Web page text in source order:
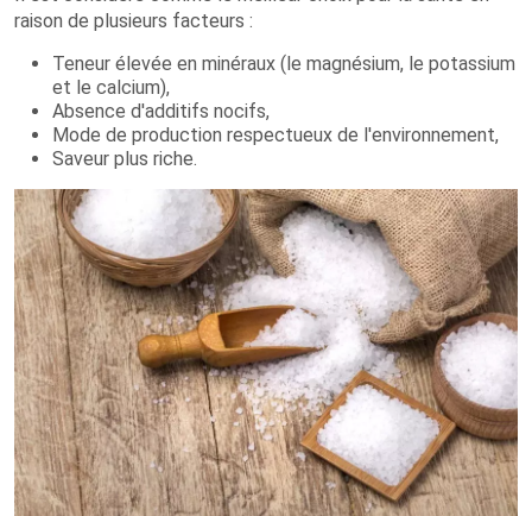
raison de plusieurs facteurs :
Teneur élevée en minéraux (le magnésium, le potassium
et le calcium),
Absence d'additifs nocifs,
Mode de production respectueux de l'environnement,
Saveur plus riche.